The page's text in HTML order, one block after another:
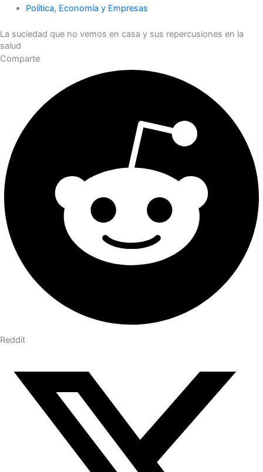
Política, Economía y Empresas
La suciedad que no vemos en casa y sus repercusiones en la
salud
Comparte
Reddit